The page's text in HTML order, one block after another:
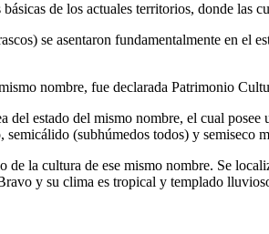
de los actuales territorios, donde las
se asentaron fundamentalmente en
nombre, fue declarada Patrimonio
del estado del mismo nombre, el cual
(subhúmedos todos) y semiseco
de la cultura de ese mismo nombre. Se
y su clima es tropical y templado